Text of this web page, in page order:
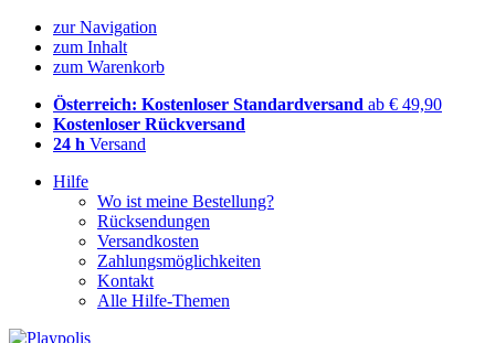
zur Navigation
zum Inhalt
zum Warenkorb
Österreich: Kostenloser Standardversand ab € 49,90
Kostenloser Rückversand
24 h Versand
Hilfe
Wo ist meine Bestellung?
Rücksendungen
Versandkosten
Zahlungsmöglichkeiten
Kontakt
Alle Hilfe-Themen